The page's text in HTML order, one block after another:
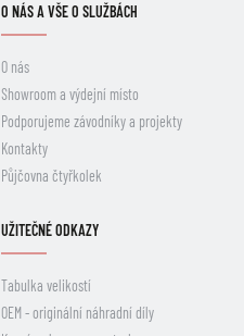
O NÁS A VŠE O SLUŽBÁCH
O nás
Showroom a výdejní místo
Podporujeme závodníky a projekty
Kontakty
Půjčovna čtyřkolek
UŽITEČNÉ ODKAZY
Tabulka velikostí
OEM - originální náhradní díly